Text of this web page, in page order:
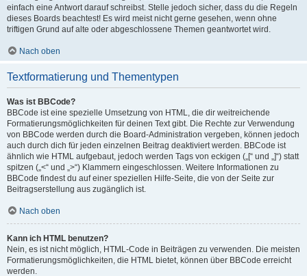
einfach eine Antwort darauf schreibst. Stelle jedoch sicher, dass du die Regeln
dieses Boards beachtest! Es wird meist nicht gerne gesehen, wenn ohne
triftigen Grund auf alte oder abgeschlossene Themen geantwortet wird.
Nach oben
Textformatierung und Thementypen
Was ist BBCode?
BBCode ist eine spezielle Umsetzung von HTML, die dir weitreichende
Formatierungsmöglichkeiten für deinen Text gibt. Die Rechte zur Verwendung
von BBCode werden durch die Board-Administration vergeben, können jedoch
auch durch dich für jeden einzelnen Beitrag deaktiviert werden. BBCode ist
ähnlich wie HTML aufgebaut, jedoch werden Tags von eckigen („[“ und „]“) statt
spitzen („<“ und „>“) Klammern eingeschlossen. Weitere Informationen zu
BBCode findest du auf einer speziellen Hilfe-Seite, die von der Seite zur
Beitragserstellung aus zugänglich ist.
Nach oben
Kann ich HTML benutzen?
Nein, es ist nicht möglich, HTML-Code in Beiträgen zu verwenden. Die meisten
Formatierungsmöglichkeiten, die HTML bietet, können über BBCode erreicht
werden.